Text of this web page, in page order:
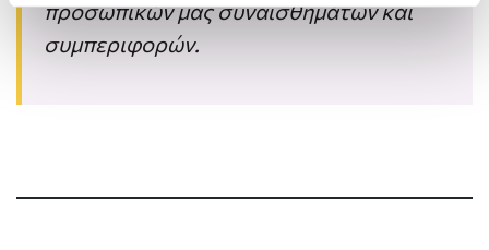
προσωπικών μας συναισθημάτων και
συμπεριφορών.